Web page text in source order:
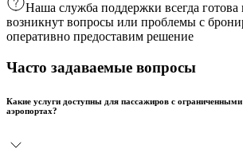
Наша служба поддержки всегда
возникнут вопросы или проблемы с
оперативно предоставим решение
Часто задаваемые вопросы
Какие услуги доступны для пассажиров с
аэропортах?